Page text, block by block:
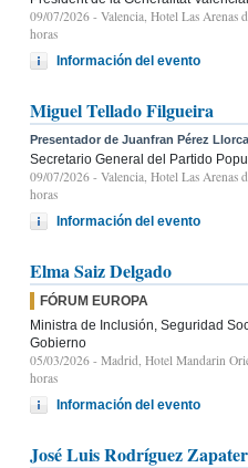
09/07/2026 - Valencia, Hotel Las Arenas
horas
Información del evento
Miguel Tellado Filgueira
Presentador de Juanfran Pérez Llorca
Secretario General del Partido
09/07/2026 - Valencia, Hotel Las Arenas
horas
Información del evento
Elma Saiz Delgado
FÓRUM EUROPA
Ministra de Inclusión, Seguridad
Gobierno
05/03/2026 - Madrid, Hotel Mandarin
horas
Información del evento
José Luis Rodríguez